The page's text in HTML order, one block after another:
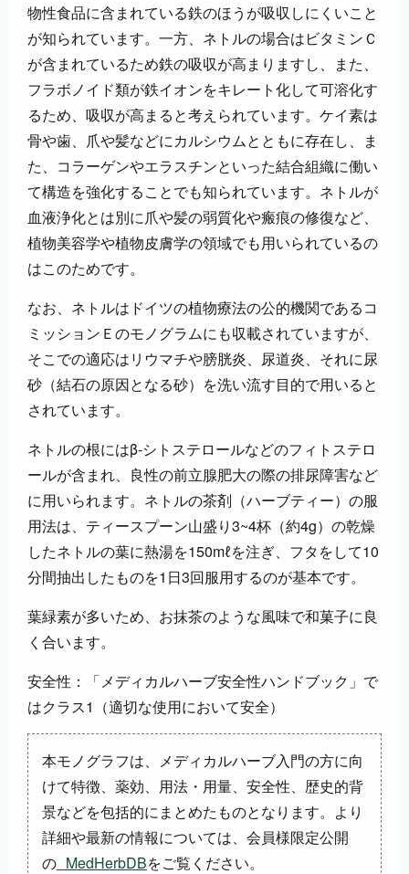
物性食品に含まれている鉄のほうが吸収しにくいこと
が知られています。一方、ネトルの場合はビタミンＣ
が含まれているため鉄の吸収が高まりますし、また、
フラボノイド類が鉄イオンをキレート化して可溶化す
るため、吸収が高まると考えられています。ケイ素は
骨や歯、爪や髪などにカルシウムとともに存在し、ま
た、コラーゲンやエラスチンといった結合組織に働い
て構造を強化することでも知られています。ネトルが
血液浄化とは別に爪や髪の弱質化や瘢痕の修復など、
植物美容学や植物皮膚学の領域でも用いられているの
はこのためです。
なお、ネトルはドイツの植物療法の公的機関であるコ
ミッションＥのモノグラムにも収載されていますが、
そこでの適応はリウマチや膀胱炎、尿道炎、それに尿
砂（結石の原因となる砂）を洗い流す目的で用いると
されています。
ネトルの根にはβ-シトステロールなどのフィトステロ
ールが含まれ、良性の前立腺肥大の際の排尿障害など
に用いられます。ネトルの茶剤（ハーブティー）の服
用法は、ティースプーン山盛り3~4杯（約4g）の乾燥
したネトルの葉に熱湯を150mℓを注ぎ、フタをして10
分間抽出したものを1日3回服用するのが基本です。
葉緑素が多いため、お抹茶のような風味で和菓子に良
く合います。
安全性：「メディカルハーブ安全性ハンドブック」で
はクラス1（適切な使用において安全）
本モノグラフは、メディカルハーブ入門の方に向
けて特徴、薬効、用法・用量、安全性、歴史的背
景などを包括的にまとめたものとなります。より
詳細や最新の情報については、会員様限定公開
の MedHerbDBをご覧ください。